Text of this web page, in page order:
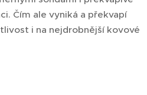
Čím ale vyniká a překvapí
i na nejdrobnější kovové